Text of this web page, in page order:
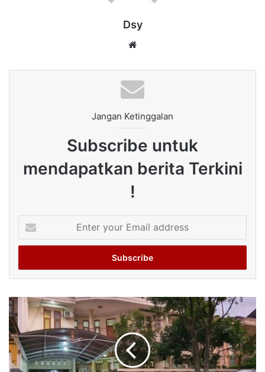
Dsy
Jangan Ketinggalan
Subscribe untuk
mendapatkan berita Terkini
!
your
Email